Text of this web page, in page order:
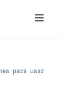
para usar